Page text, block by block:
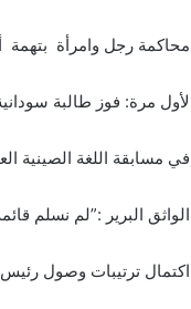
محاكمة رجل وامرأة
لأول مرة: فوز طالبة
في مسابقة اللغة الصينية
الواثق البرير :”لم نسلم
اكتمال ترتيبات وصول